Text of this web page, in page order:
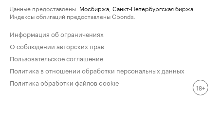
Данные предоставлены: Мосбиржа Санкт-Петербургская биржа
Индексы облигаций предоставлены Cbonds.
Информация об ограничениях
О соблюдении авторских прав
Пользовательское соглашение
Политика в отношении обработки персональных данных
Политика обработки файлов cookie
18+